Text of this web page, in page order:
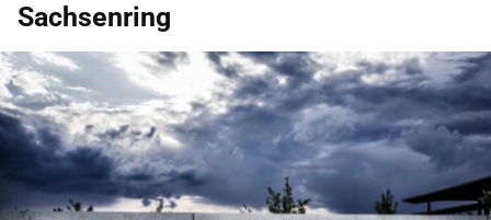
Sachsenring